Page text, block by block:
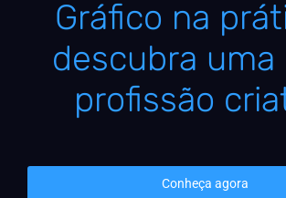
Gráfico na
descubra uma
profissão
Conheça agora